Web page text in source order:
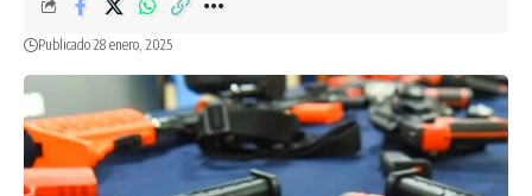
Publicado 28 enero, 2025